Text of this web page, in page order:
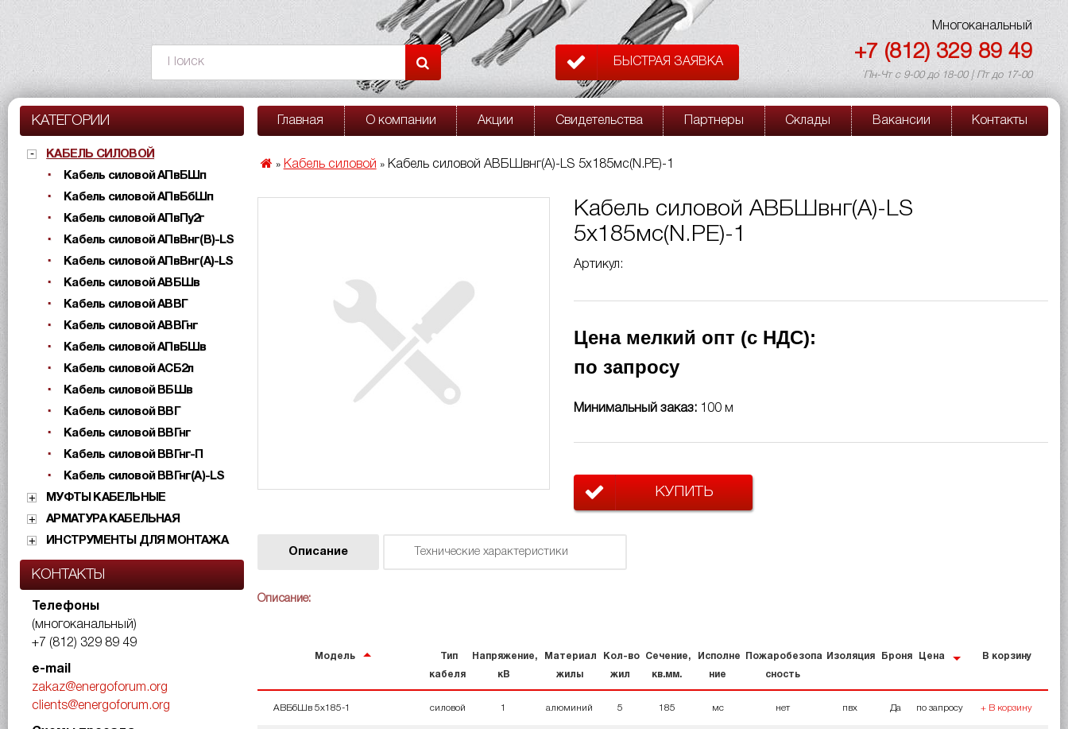
БЫСТРАЯ ЗАЯВКА
Многоканальный
+7 (812) 329 89 49
Пн-Чт с 9-00 до 18-00 | Пт до 17-00
КАТЕГОРИИ
КАБЕЛЬ СИЛОВОЙ
Кабель силовой АПвБШп
Кабель силовой АПвБбШп
Кабель силовой АПвПу2г
Кабель силовой АПвВнг(B)-LS
Кабель силовой АПвВнг(A)-LS
Кабель силовой АВБШв
Кабель силовой АВВГ
Кабель силовой АВВГнг
Кабель силовой АПвБШв
Кабель силовой АСБ2л
Кабель силовой ВБШв
Кабель силовой ВВГ
Кабель силовой ВВГнг
Кабель силовой ВВГнг-П
Кабель силовой ВВГнг(А)-LS
МУФТЫ КАБЕЛЬНЫЕ
АРМАТУРА КАБЕЛЬНАЯ
ИНСТРУМЕНТЫ ДЛЯ МОНТАЖА
КОНТАКТЫ
Телефоны
(многоканальный)
+7 (812) 329 89 49
e-mail
zakaz@energoforum.org
clients@energoforum.org
Главная О компании Акции Свидетельства Партнеры Склады Вакансии Контакты
» Кабель силовой » Кабель силовой АВБШвнг(A)-LS 5х185мс(N.PE)-1
Кабель силовой АВБШвнг(A)-LS
5х185мс(N.PE)-1
Артикул:
Цена мелкий опт (с НДС):
по запросу
Минимальный заказ: 100 м
КУПИТЬ
Описание Технические характеристики
Описание:
Модель Тип
кабеля
Напряжение,
кВ
Материал
жилы
Кол-во
жил
Сечение,
кв.мм.
Исполне
ние
Пожаробезопа
сность
Изоляция Броня Цена В корзину
АВБбШв 5х185-1 силовой 1 алюминий 5 185 мс нет пвх Да по запросу + В корзину